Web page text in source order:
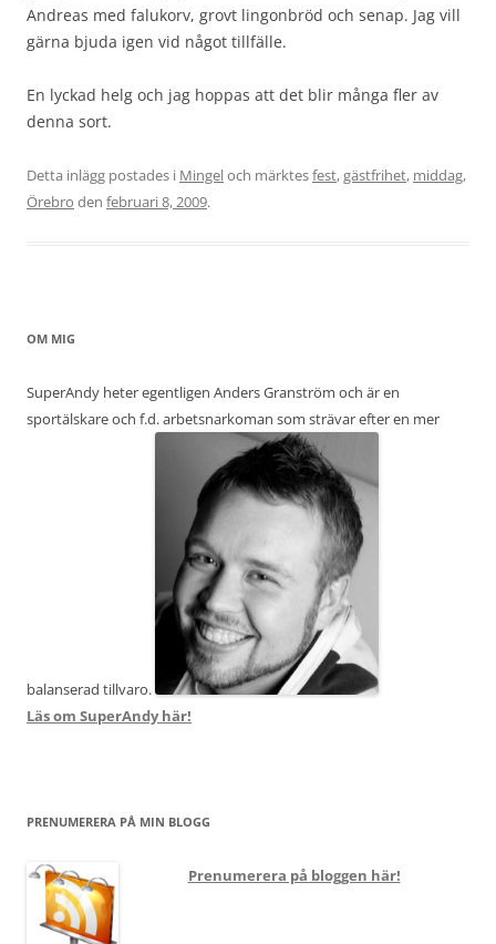
Andreas med falukorv, grovt lingonbröd och senap. Jag vill
gärna bjuda igen vid något tillfälle.
En lyckad helg och jag hoppas att det blir många fler av
denna sort.
Detta inlägg postades i Mingeloch märktesfest,gästfrihet, middag,
Örebro den februari 8, 2009.
OM MIG
SuperAndy heter egentligen Anders Granström och är en
sportälskare och f.d. arbetsnarkoman som strävar efter en mer
balanserad tillvaro.
Läs om SuperAndy här!
PRENUMERERA PÅ MIN BLOGG
Prenumerera på bloggen här!